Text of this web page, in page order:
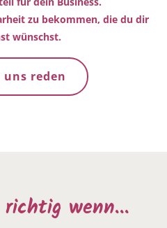
zu bekommen, die du dir
wünschst.
uns reden
wenn...